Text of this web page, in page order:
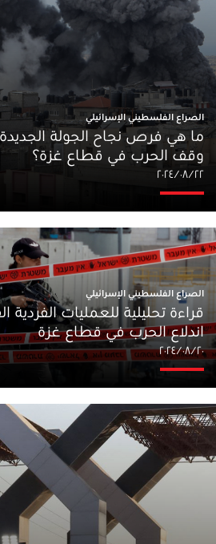
الصراع الفلسطيني الإسرائيلي
ما هي فرص نجاح الجولة
وقف الحرب في قطاع غزة؟
٢٢‏/٠٨‏/٢٠٢٤
الصراع الفلسطيني الإسرائيلي
قراءة تحليلية للعمليات الفردية
اندلاع الحرب في قطاع غزة
٢٠‏/٠٨‏/٢٠٢٤